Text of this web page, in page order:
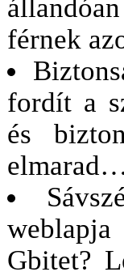
férnek
fordít a
és
Gbitet?